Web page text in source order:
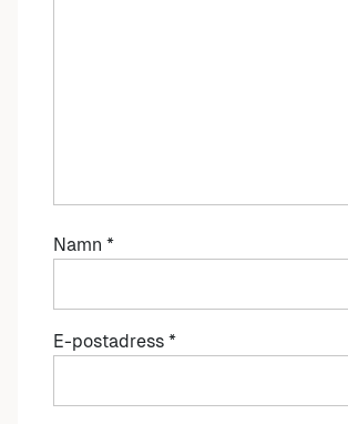
Namn *
E-postadress *